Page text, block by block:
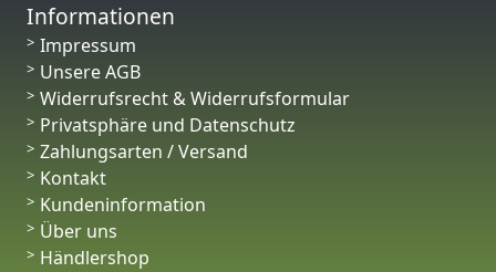
Informationen
Impressum
Unsere AGB
Widerrufsrecht & Widerrufsformular
Privatsphäre und Datenschutz
Zahlungsarten / Versand
Kontakt
Kundeninformation
Über uns
Händlershop